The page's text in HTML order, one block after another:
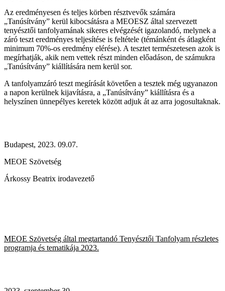
Az eredményesen és teljes körben résztvevők számára
„Tanúsítvány” kerül kibocsátásra a MEOESZ által szervezett
tenyésztői tanfolyamának sikeres elvégzését igazolandó, melynek a
záró teszt eredményes teljesítése is feltétele (témánként és átlagként
minimum 70%-os eredmény elérése). A tesztet természetesen azok is
megírhatják, akik nem vettek részt minden előadáson, de számukra
„Tanúsítvány” kiállítására nem kerül sor.
A tanfolyamzáró teszt megírását követően a tesztek még ugyanazon
a napon kerülnek kijavításra, a „Tanúsítvány” kiállításra és a
helyszínen ünnepélyes keretek között adjuk át az arra jogosultaknak.
Budapest, 2023. 09.07.
MEOE Szövetség
Árkossy Beatrix irodavezető
MEOE Szövetség által megtartandó Tenyésztői Tanfolyam részletes
programja és tematikája 2023.